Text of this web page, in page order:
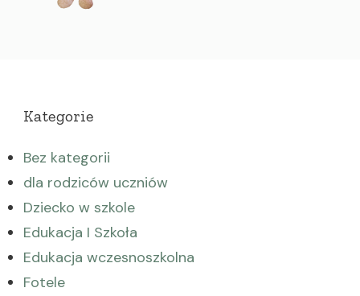
Kategorie
Bez kategorii
dla rodziców uczniów
Dziecko w szkole
Edukacja I Szkoła
Edukacja wczesnoszkolna
Fotele